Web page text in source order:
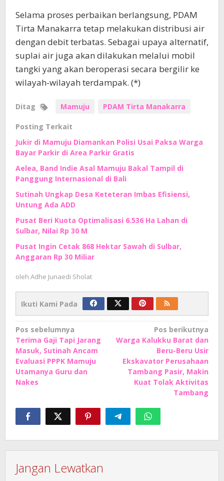
Selama proses perbaikan berlangsung, PDAM
Tirta Manakarra tetap melakukan distribusi air
dengan debit terbatas. Sebagai upaya alternatif,
suplai air juga akan dilakukan melalui mobil
tangki yang akan beroperasi secara bergilir ke
wilayah-wilayah terdampak. (*)
Ditag Mamuju PDAM Tirta Manakarra
Posting Terkait
Jukir di Mamuju Diamankan Polisi Usai Paksa Warga
Bayar Parkir di Area Parkir Gratis
Aelea, Band Indie Asal Mamuju Bakal Tampil di
Panggung Internasional di Bali
Sutinah Ungkap Desa Keteteran Imbas Efisiensi,
Untung Ada ADD
Pusat Beri Kuota Optimalisasi 6.536 Ha Lahan di
Sulbar, Nilai Rp 30 M
Pusat Ingin Cetak 868 Hektar Sawah di Sulbar,
Anggaran Rp 30 Miliar
oleh Adhe Junaedi Sholat
Ikuti Kami Pada
Navigasi
pos
Pos sebelumnya
Terima Gaji Tapi Jarang
Masuk, Sutinah Ancam
Evaluasi PPPK Mamuju
Utamanya Guru dan
Nakes
Pos berikutnya
Warga Kalukku Barat dan
Beru-Beru Usir
Ekskavator Perusahaan
Tambang Pasir, Makin
Kuat Tolak Aktivitas
Tambang
Jangan Lewatkan